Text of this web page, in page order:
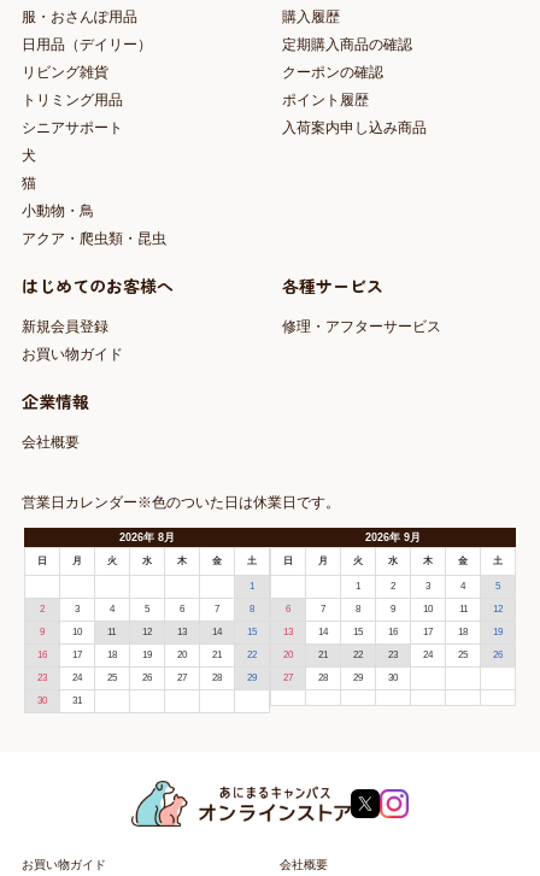
服・おさんぽ用品
日用品（デイリー）
リビング雑貨
トリミング用品
シニアサポート
犬
猫
小動物・鳥
アクア・爬虫類・昆虫
購入履歴
定期購入商品の確認
クーポンの確認
ポイント履歴
入荷案内申し込み商品
はじめてのお客様へ
新規会員登録
お買い物ガイド
各種サービス
修理・アフターサービス
企業情報
会社概要
営業日カレンダー※色のついた日は休業日です。
2026年 8月
日 月 火 水 木 金 土
1
2 3 4 5 6 7 8
9 10 11 12 13 14 15
16 17 18 19 20 21 22
23 24 25 26 27 28 29
30 31
2026年9月
日 月 火 水 木 金 土
1 2 3 4 5
6 7 8 9 10 11 12
13 14 15 16 17 18 19
20 21 22 23 24 25 26
27 28 29 30
お買い物ガイド 会社概要